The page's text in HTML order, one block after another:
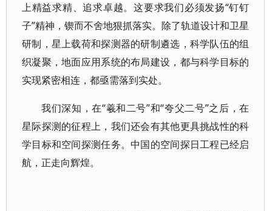
上精益求精、追求卓越。这要求我们必须发扬“钉钉
子”精神，锲而不舍地狠抓落实。除了轨道设计和卫星
研制，星上载荷和探测器的研制遴选，科学队伍的组
织凝聚，地面应用系统的布局建设，都与科学目标的
实现紧密相连，都亟需落到实处。
我们深知，在“羲和二号”和“夸父二号”之后，在
星际探测的征程上，我们还会有其他更具挑战性的科
学目标和空间探测任务。中国的空间探日工程已经启
航，正走向辉煌。